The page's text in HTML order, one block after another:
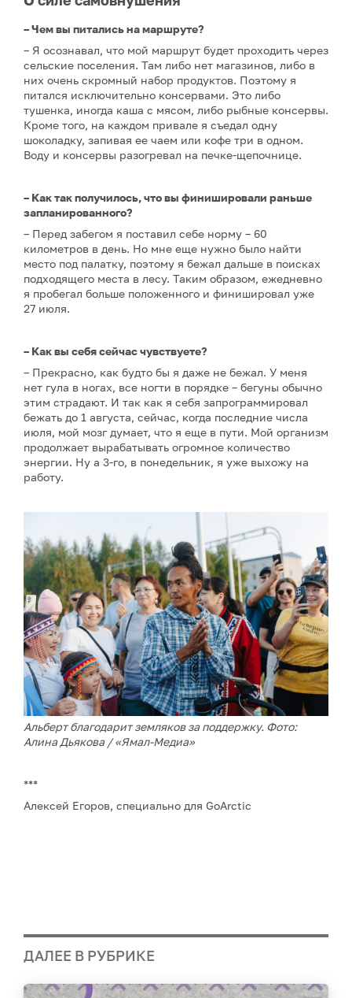
– Чем вы питались на маршруте?
– Я осознавал, что мой маршрут будет проходить через
сельские поселения. Там либо нет магазинов, либо в
них очень скромный набор продуктов. Поэтому я
питался исключительно консервами. Это либо
тушенка, иногда каша с мясом, либо рыбные консервы.
Кроме того, на каждом привале я съедал одну
шоколадку, запивая ее чаем или кофе три в одном.
Воду и консервы разогревал на печке-щепочнице.
– Как так получилось, что вы финишировали раньше
запланированного?
– Перед забегом я поставил себе норму – 60
километров в день. Но мне еще нужно было найти
место под палатку, поэтому я бежал дальше в поисках
подходящего места в лесу. Таким образом, ежедневно
я пробегал больше положенного и финишировал уже
27 июля.
– Как вы себя сейчас чувствуете?
– Прекрасно, как будто бы я даже не бежал. У меня
нет гула в ногах, все ногти в порядке – бегуны обычно
этим страдают. И так как я себя запрограммировал
бежать до 1 августа, сейчас, когда последние числа
июля, мой мозг думает, что я еще в пути. Мой организм
продолжает вырабатывать огромное количество
энергии. Ну а 3-го, в понедельник, я уже выхожу на
работу.
Альберт благодарит земляков за поддержку. Фото:
Алина Дьякова / «Ямал-Медиа»
***
Алексей Егоров, специально для GoArctic
ДАЛЕЕ В РУБРИКЕ